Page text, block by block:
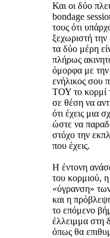
Και οι δύο
bondage
τους ότι
ξεχωριστή
τα δύο μέρη
πλήρως
όμορφα με
ενήλικος
ΤΟΥ το κορμί
σε θέση να
ότι έχεις μια
ώστε να
στόχο την
που έχεις.
Η έντονη
του κορμιού,
«ύγρανση»
και η
το επόμενο
έλλειμμα στη
όπως θα